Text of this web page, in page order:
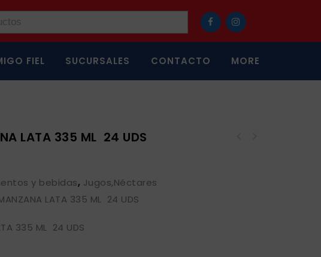
FIEL SUCURSALES CONTACTO MORE
LATA 335 ML 24 UDS
y bebidas, Jugos,Néctares
LATA 335 ML 24 UDS
335 ML 24 UDS